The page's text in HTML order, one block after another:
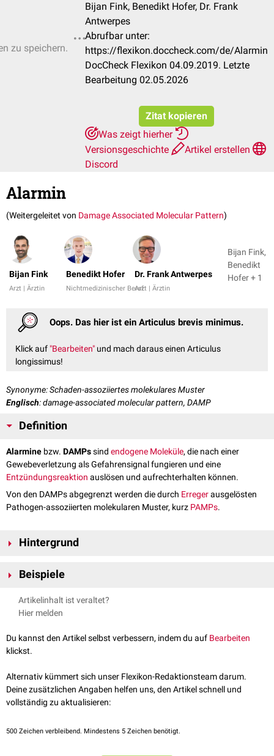
zu speichern.
Bijan Fink, Benedikt Hofer, Dr. Frank
Antwerpes
Abrufbar unter:
https://flexikon.doccheck.com/de/Alarmin
DocCheck Flexikon 04.09.2019. Letzte
Bearbeitung 02.05.2026
Zitat kopieren
Was zeigt hierher
Versionsgeschichte
Artikel erstellen
Discord
Alarmin
(Weitergeleitet von Damage Associated Molecular Pattern)
Bijan Fink
Arzt | Ärztin
Benedikt Hofer
Nichtmedizinischer Beruf
Dr. Frank Antwerpes
Arzt | Ärztin
Bijan Fink,
Benedikt
Hofer + 1
Oops. Das hier ist ein Articulus brevis minimus.
Klick auf "Bearbeiten" und mach daraus einen Articulus
longissimus!
Synonyme: Schaden-assoziiertes molekulares Muster
Englisch: damage-associated molecular pattern, DAMP
Definition
Alarmine bzw. DAMPssind endogene Moleküle, die nach einer
Gewebeverletzung als Gefahrensignal fungieren und eine
Entzündungsreaktion auslösen und aufrechterhalten können.
Von den DAMPs abgegrenzt werden die durch Erregerausgelösten
Pathogen-assoziierten molekularen Muster, kurz PAMPs.
Hintergrund
passiv in denExtrazellularraum
Inflammation, sondern fördern unter anderem auch die Reparatur des
geschädigten Gewebes.
Beispiele
Hitzeschockproteine
Interleukin-1
Cathelicidine
Galectine
Thymosine
EDN(Eosinophil-derived neurotoxin)
Artikelinhalt ist veraltet?
Hier melden
Du kannst den Artikel selbst verbessern, indem du auf Bearbeiten
klickst.
Alternativ kümmert sich unser Flexikon-Redaktionsteam darum.
Deine zusätzlichen Angaben helfen uns, den Artikel schnell und
vollständig zu aktualisieren:
500 Zeichen verbleibend. Mindestens 5 Zeichen benötigt.